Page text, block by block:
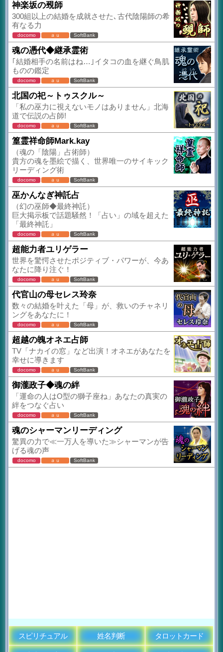
神楽坂の覡師
300組以上の結婚を成就させた､古代陰陽師の希
有なる力
docomo ａｕ SoftBank
魂の憑代◆継承霊術
｢結婚相手の名前はね…｣イタコの血を継ぐ鳥肌
ものの鑑定
docomo ａｕ SoftBank
北国の祀～トゥスクル～
「私の巫力に視えないモノはありません」北海
道で伝説の占師!
docomo ａｕ SoftBank
篁霊祥命師Mark.kay
（魂の「陰陽」占術師）
貴方の魂を墨絵で描く、世界唯一のサイキック
リーディング術
docomo ａｕ SoftBank
巫かんなぎ神託占
（幻の巫師◆最終神託）
巨大掲示板で話題騒然！「占い」の域を超えた
「最終神託」
docomo ａｕ SoftBank
超能力者ユリゲラー
世界を驚愕させたポジティブ・パワーが、今あ
なたに降り注ぐ！
docomo ａｕ SoftBank
代官山の母セレス玲奈
数々の結婚を叶えた「母」が、救いのチャネリ
ングをあなたに！
docomo ａｕ SoftBank
超越の魄オネエ占師
TV「ナカイの窓」など出演！オネエがあなたを
幸せに導きます
docomo ａｕ SoftBank
御瀧政子◆魂の絆
「運命の人はO型の獅子座ね」あなたの真実の
絆をつなぐ占い
docomo ａｕ SoftBank
魂のシャーマンリーディング
驚異の力で≪一万人を導いた≫シャーマンが告
げる魂の声
docomo ａｕ SoftBank
スピリチュアル 姓名判断 タロットカード